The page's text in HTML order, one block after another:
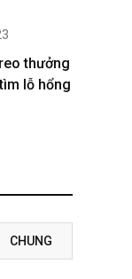
thưởng
lỗ hổng
CHUNG